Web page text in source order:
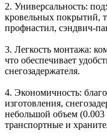
2. Универсальность:
кровельных покрытий,
профнастил, сэндвич-
3. Легкость монтажа:
что обеспечивает
снегозадержателя.
4. Экономичность:
изготовления,
небольшой объем (0.003
транспортные и